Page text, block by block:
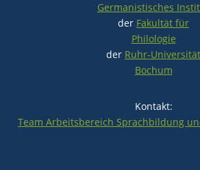
Germanistisches
der Fakultät für
Philologie
der Ruhr-Universität
Bochum
Kontakt:
Team Arbeitsbereich Sprachbildung